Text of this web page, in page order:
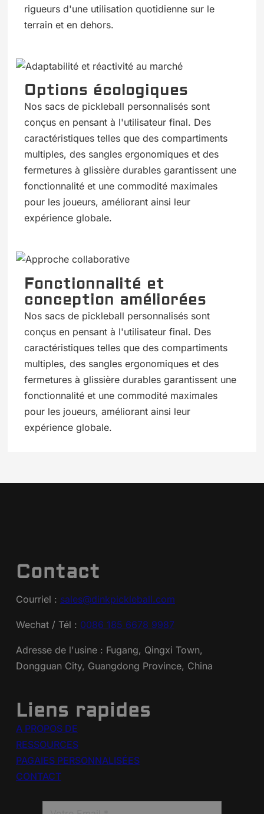
rigueurs d'une utilisation quotidienne sur le
terrain et en dehors.
Options écologiques
Nos sacs de pickleball personnalisés sont
conçus en pensant à l'utilisateur final. Des
caractéristiques telles que des compartiments
multiples, des sangles ergonomiques et des
fermetures à glissière durables garantissent une
fonctionnalité et une commodité maximales
pour les joueurs, améliorant ainsi leur
expérience globale.
Fonctionnalité et
conception améliorées
Nos sacs de pickleball personnalisés sont
conçus en pensant à l'utilisateur final. Des
caractéristiques telles que des compartiments
multiples, des sangles ergonomiques et des
fermetures à glissière durables garantissent une
fonctionnalité et une commodité maximales
pour les joueurs, améliorant ainsi leur
expérience globale.
Contact
Courriel : sales@dinkpickleball.com
Wechat / Tél : 0086 185 6678 9987
Adresse de l'usine : Fugang, Qingxi Town,
Dongguan City, Guangdong Province, China
Liens rapides
A PROPOS DE
RESSOURCES
PAGAIES PERSONNALISÉES
CONTACT